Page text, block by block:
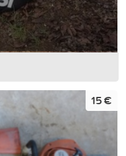
15 €